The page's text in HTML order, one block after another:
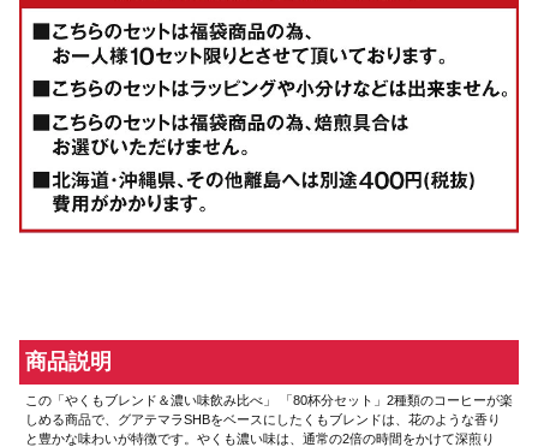
商品説明
この「やくもブレンド＆濃い味飲み比べ」 「80杯分セット」2種類のコーヒーが楽
しめる商品で、グアテマラSHBをベースにしたくもブレンドは、花のような香り
と豊かな味わいが特徴です。やくも濃い味は、通常の2倍の時間をかけて深煎り